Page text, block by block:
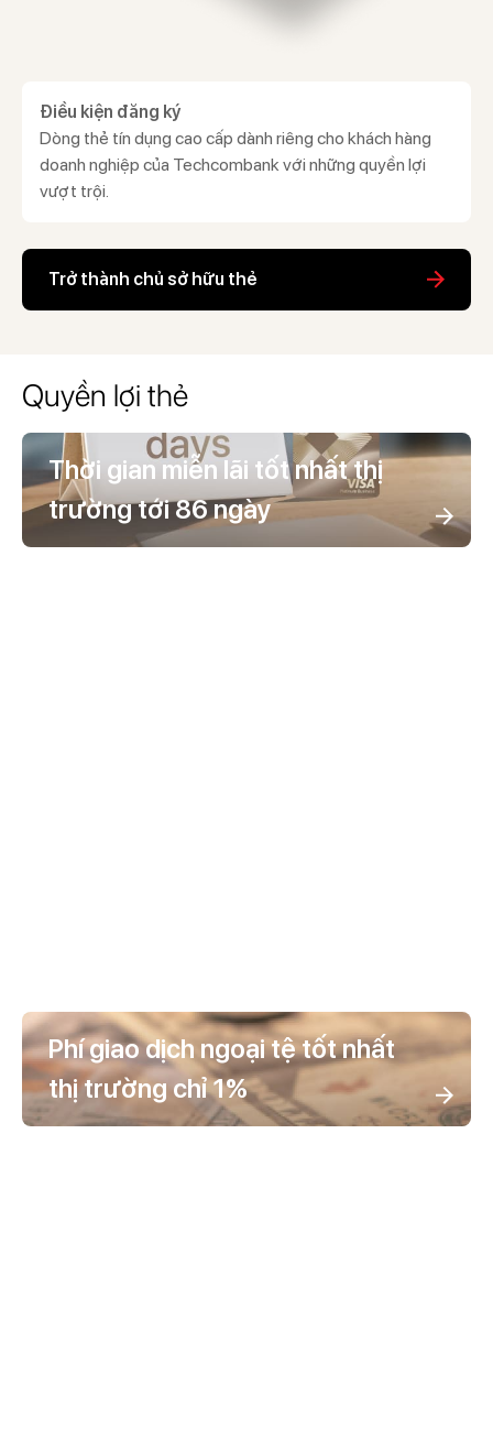
Điều kiện đăng ký
Dòng thẻ tín dụng cao cấp dành riêng cho khách hàng
doanh nghiệp của Techcombank với những quyền lợi
vượt trội.
Trở thành chủ sở hữu thẻ
Quyền lợi thẻ
Thời gian miễn lãi tốt nhất thị
trường tới 86 ngày
Phí giao dịch ngoại tệ tốt nhất
thị trường chỉ 1%